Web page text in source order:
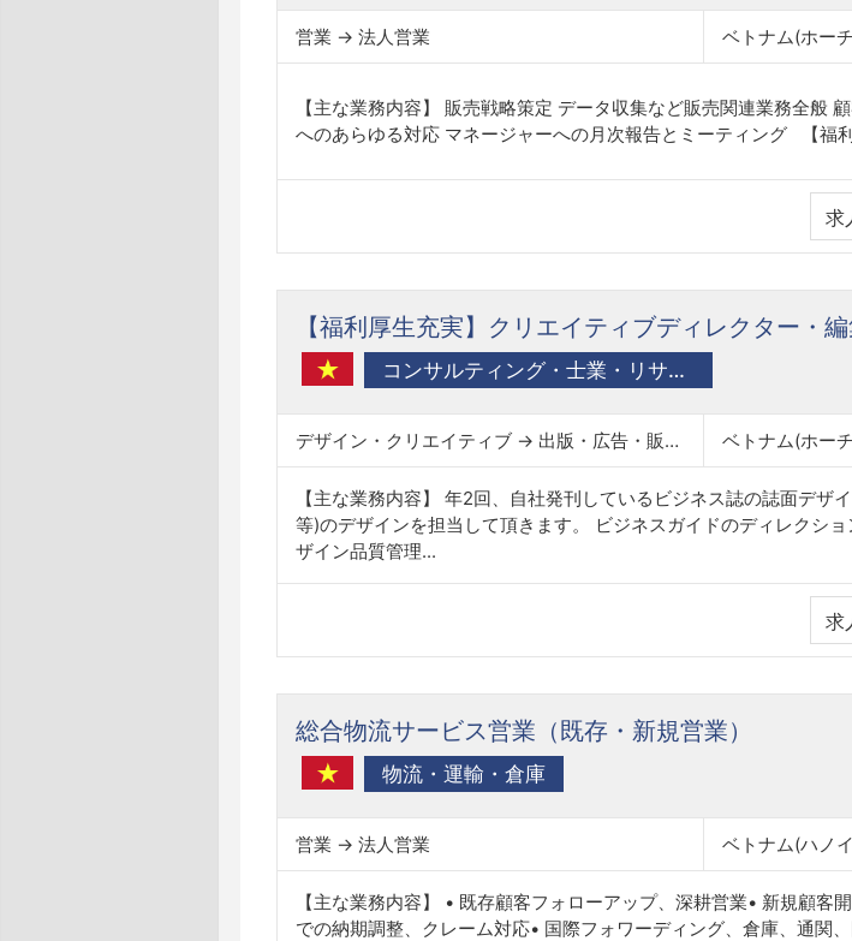
営業 → 法人営業 ベトナム(ホー
【主な業務内容】 販売戦略策定 データ収集など販売関連業務全般
へのあらゆる対応 マネージャーへの月次報告とミーティング 【福
求
【福利厚生充実】クリエイティブディレクター・
コンサルティング・士業・リサーチ
デザイン・クリエイティブ → 出版・広告・販促・印刷関連職 ベトナム(ホー
【主な業務内容】 年2回、自社発刊しているビジネス誌の誌面デ
等)のデザインを担当して頂きます。 ビジネスガイドのディレクシ
ザイン品質管理...
求
総合物流サービス営業（既存・新規営業）
物流・運輸・倉庫
営業 → 法人営業 ベトナム(ハノ
【主な業務内容】 • 既存顧客フォローアップ、深耕営業• 新規顧
での納期調整、クレーム対応• 国際フォワーディング、倉庫、通関